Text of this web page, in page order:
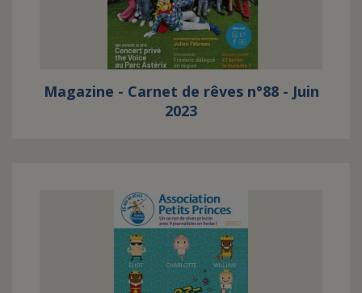
Magazine - Carnet de rêves n°88 - Juin
2023